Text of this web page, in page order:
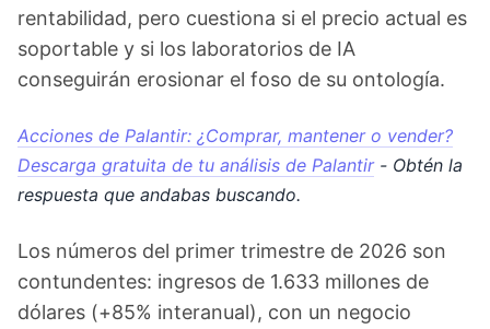
rentabilidad, pero cuestiona si el precio actual es
soportable y si los laboratorios de IA
conseguirán erosionar el foso de su ontología.
Acciones de Palantir: ¿Comprar, mantener o vender?
Descarga gratuita de tu análisis de Palantir- Obtén la
respuesta que andabas buscando.
Los números del primer trimestre de 2026 son
contundentes: ingresos de 1.633 millones de
dólares (+85% interanual), con un negocio